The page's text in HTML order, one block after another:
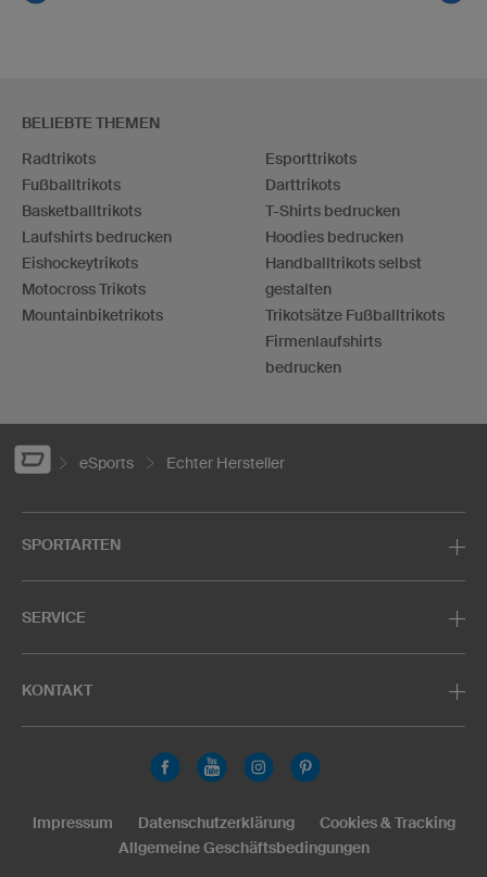
BELIEBTE THEMEN
Radtrikots
Fußballtrikots
Basketballtrikots
Laufshirts bedrucken
Eishockeytrikots
Motocross Trikots
Mountainbiketrikots
Esporttrikots
Darttrikots
T-Shirts bedrucken
Hoodies bedrucken
Handballtrikots selbst
gestalten
Trikotsätze Fußballtrikots
Firmenlaufshirts
bedrucken
eSports Echter Hersteller
SPORTARTEN
SERVICE
KONTAKT
Impressum Datenschutzerklärung
Cookies & Tracking
Allgemeine Geschäftsbedingungen